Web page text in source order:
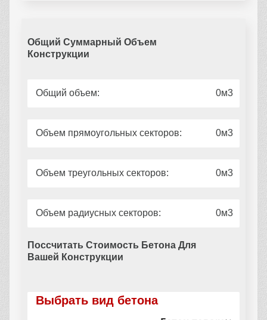
Общий Суммарный Объем
Конструкции
Общий объем: 0
Объем прямоугольных секторов: 0
Объем треугольных секторов: 0
Объем радиусных секторов: 0
Поссчитать Стоимость Бетона Для
Вашей Конструкции
Выбрать вид бетона